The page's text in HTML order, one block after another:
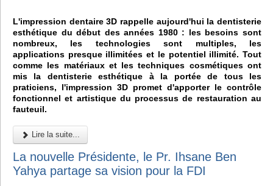
L'impression dentaire 3D rappelle aujourd'hui la dentisterie
esthétique du début des années 1980 : les besoins sont
nombreux, les technologies sont multiples, les
applications presque illimitées et le potentiel illimité. Tout
comme les matériaux et les techniques cosmétiques ont
mis la dentisterie esthétique à la portée de tous les
praticiens, l'impression 3D promet d'apporter le contrôle
fonctionnel et artistique du processus de restauration au
fauteuil.
Lire la suite...
La nouvelle Présidente, le Pr. Ihsane Ben
Yahya partage sa vision pour la FDI